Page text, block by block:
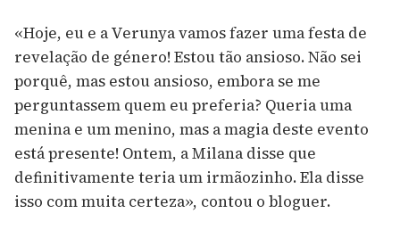
«Hoje, eu e a Verunya vamos fazer uma festa de
revelação de género! Estou tão ansioso. Não sei
porquê, mas estou ansioso, embora se me
perguntassem quem eu preferia? Queria uma
menina e um menino, mas a magia deste evento
está presente! Ontem, a Milana disse que
definitivamente teria um irmãozinho. Ela disse
isso com muita certeza», contou o bloguer.